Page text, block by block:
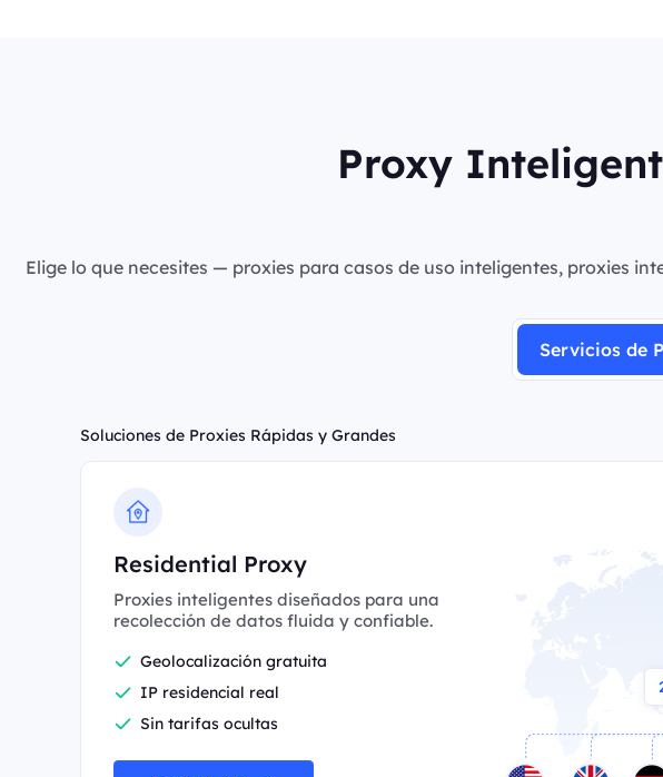
Proxy
Elige lo que necesites — proxies para casos de uso inteligentes, proxies
Servicios de
Soluciones de Proxies Rápidas y Grandes
Residential Proxy
Proxies inteligentes diseñados para una
recolección de datos fluida y confiable.
Geolocalización gratuita
IP residencial real
Sin tarifas ocultas